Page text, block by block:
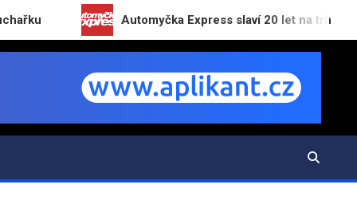
Automyčka Express slaví 20 let na trhu novou